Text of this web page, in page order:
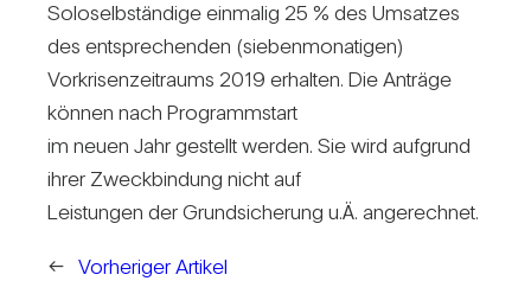
Solo­selb­stän­dige ein­malig 25 % des Umsatzes
des ent­spre­chenden (sie­ben­mo­na­tigen)
Vor­kri­sen­zeit­raums 2019 erhalten. Die Anträge
können nach Pro­gramm­start
im neuen Jahr gestellt werden. Sie wird auf­grund
ihrer Zweck­bin­dung nicht auf
Leis­tungen der Grund­sicherung u.Ä. ange­rechnet.
← Vorheriger Artikel